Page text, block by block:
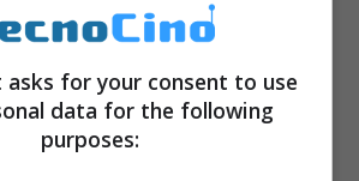
for your consent to use
data for the following
purposes: